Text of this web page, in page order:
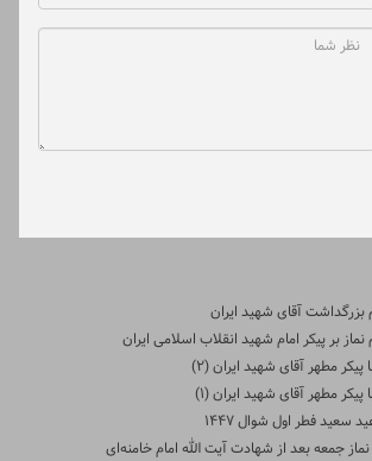
آقای شهید ایران
بر پیکر امام شهید انقلاب اسلامی ایران
مطهر آقای شهید ایران (2)
مطهر آقای شهید ایران (1)
سعید فطر اول شوال ۱۴۴۷
جمعه بعد از شهادت آیت الله امام خامنه‌ای